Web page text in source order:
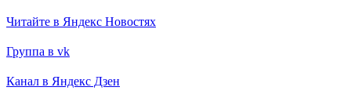
Читайте в Яндекс Новостях
Группа в vk
Канал в Яндекс Дзен